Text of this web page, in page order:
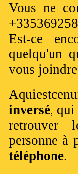
Vous ne
Est-ce
quelqu'un
vous
inversé, qui
retrouver
personne à
téléphone.